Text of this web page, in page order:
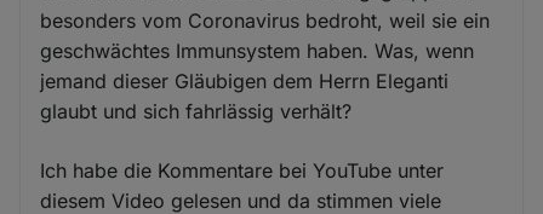
besonders vom Coronavirus bedroht, weil sie ein
geschwächtes Immunsystem haben. Was, wenn
jemand dieser Gläubigen dem Herrn Eleganti
glaubt und sich fahrlässig verhält?
Ich habe die Kommentare bei YouTube unter
diesem Video gelesen und da stimmen viele